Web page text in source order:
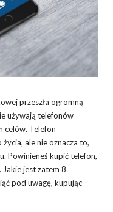
przeszła ogromną
używają telefonów
celów. Telefon
ale nie oznacza to,
Powinieneś kupić telefon,
jest zatem 8
pod uwagę, kupując